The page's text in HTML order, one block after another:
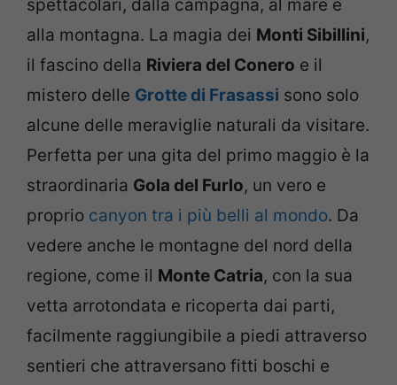
spettacolari, dalla campagna, al mare e
alla montagna. La magia dei Monti Sibillini,
il fascino della Riviera del Conero e il
mistero delle Grotte di Frasassi sono solo
alcune delle meraviglie naturali da visitare.
Perfetta per una gita del primo maggio è la
straordinaria Gola del Furlo, un vero e
proprio canyon tra i più belli al mondo. Da
vedere anche le montagne del nord della
regione, come il Monte Catria, con la sua
vetta arrotondata e ricoperta dai parti,
facilmente raggiungibile a piedi attraverso
sentieri che attraversano fitti boschi e